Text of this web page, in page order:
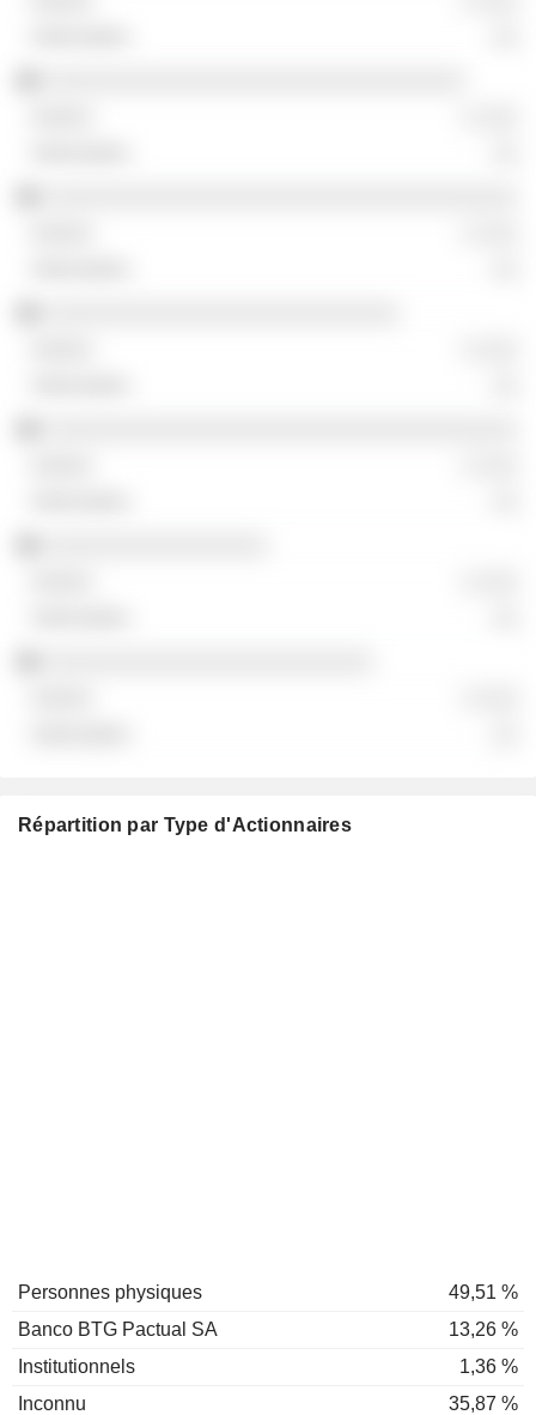
Répartition par Type d'Actionnaires
Personnes physiques
49,51 %
Banco BTG Pactual SA
13,26 %
Institutionnels
1,36 %
Inconnu
35,87 %